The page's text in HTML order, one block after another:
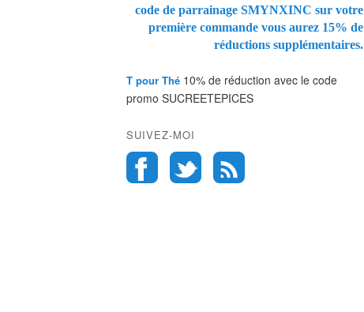
code de parrainage SMYNXINC sur votre
première commande vous aurez 15% de
réductions supplémentaires.
T pour Thé 10% de réduction avec le code
promo SUCREETEPICES
SUIVEZ-MOI